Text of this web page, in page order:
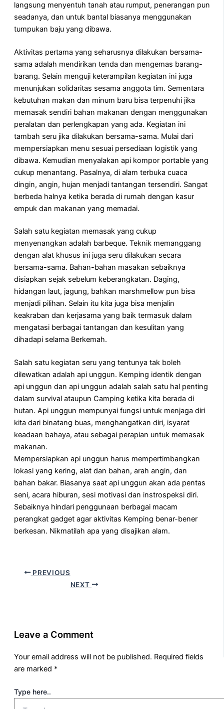
langsung menyentuh tanah atau rumput, penerangan pun
seadanya, dan untuk bantal biasanya menggunakan
tumpukan baju yang dibawa.
Aktivitas pertama yang seharusnya dilakukan bersama-
sama adalah mendirikan tenda dan mengemas barang-
barang. Selain menguji keterampilan kegiatan ini juga
menunjukan solidaritas sesama anggota tim. Sementara
kebutuhan makan dan minum baru bisa terpenuhi jika
memasak sendiri bahan makanan dengan menggunakan
peralatan dan perlengkapan yang ada. Kegiatan ini
tambah seru jika dilakukan bersama-sama. Mulai dari
mempersiapkan menu sesuai persediaan logistik yang
dibawa. Kemudian menyalakan api kompor portable yang
cukup menantang. Pasalnya, di alam terbuka cuaca
dingin, angin, hujan menjadi tantangan tersendiri. Sangat
berbeda halnya ketika berada di rumah dengan kasur
empuk dan makanan yang memadai.
Salah satu kegiatan memasak yang cukup
menyenangkan adalah barbeque. Teknik memanggang
dengan alat khusus ini juga seru dilakukan secara
bersama-sama. Bahan-bahan masakan sebaiknya
disiapkan sejak sebelum keberangkatan. Daging,
hidangan laut, jagung, bahkan marshmellow pun bisa
menjadi pilihan. Selain itu kita juga bisa menjalin
keakraban dan kerjasama yang baik termasuk dalam
mengatasi berbagai tantangan dan kesulitan yang
dihadapi selama Berkemah.
Salah satu kegiatan seru yang tentunya tak boleh
dilewatkan adalah api unggun. Kemping identik dengan
api unggun dan api unggun adalah salah satu hal penting
dalam survival ataupun Camping ketika kita berada di
hutan. Api unggun mempunyai fungsi untuk menjaga diri
kita dari binatang buas, menghangatkan diri, isyarat
keadaan bahaya, atau sebagai perapian untuk memasak
makanan.
Mempersiapkan api unggun harus mempertimbangkan
lokasi yang kering, alat dan bahan, arah angin, dan
bahan bakar. Biasanya saat api unggun akan ada pentas
seni, acara hiburan, sesi motivasi dan instrospeksi diri.
Sebaiknya hindari penggunaan berbagai macam
perangkat gadget agar aktivitas Kemping benar-bener
berkesan. Nikmatilah apa yang disajikan alam.
PREVIOUS
NEXT
Leave a Comment
Your email address will not be published. Required fields
are marked *
Type here..